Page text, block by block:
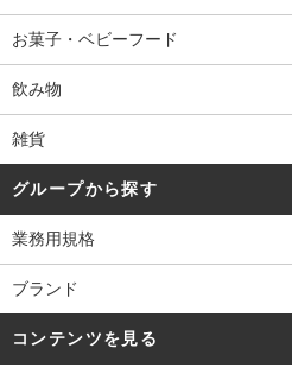
お菓子・ベビーフード
飲み物
雑貨
グループから探す
業務用規格
ブランド
コンテンツを見る